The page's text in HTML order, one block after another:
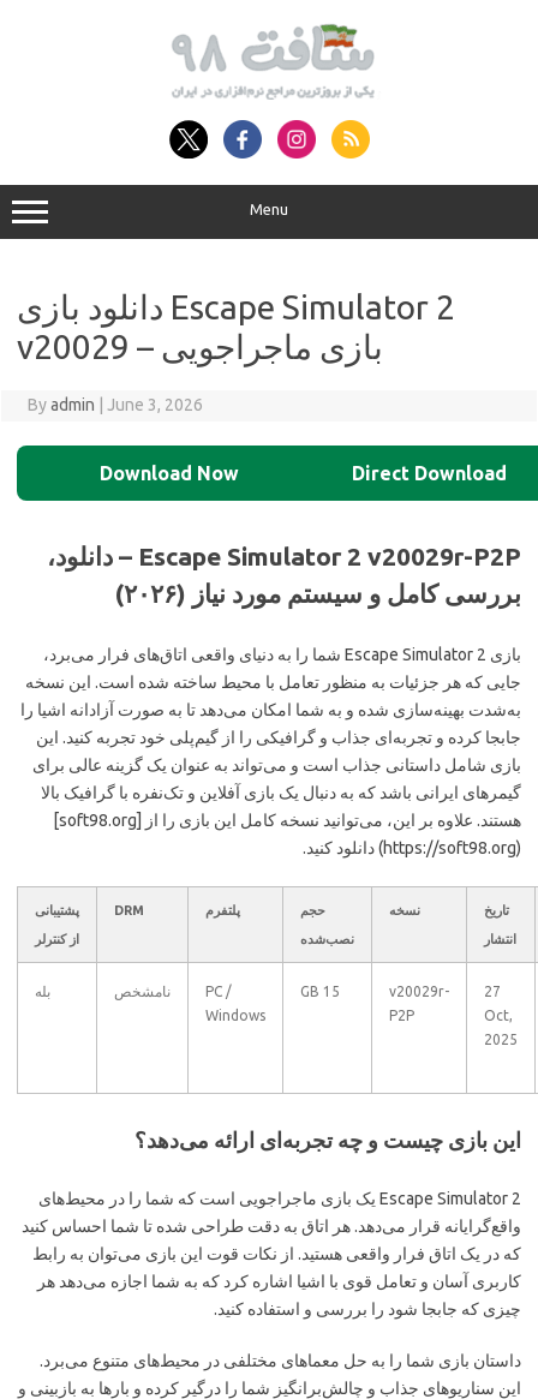
Menu
دانلود بازی Escape Simulator 2
v20029 – بازی ماجراجویی
Byadmin June 3, 2026
Download Now Direct Download
Escape Simulator 2 v20029r-P2P – دانلود،
بررسی کامل و سیستم مورد نیاز (۲۰۲۶)
بازی Escape Simulator 2 شما را به دنیای واقعی اتاق‌های فرار می‌برد،
جایی که هر جزئیات به منظور تعامل با محیط ساخته شده است. این نسخه
به‌شدت بهینه‌سازی شده و به شما امکان می‌دهد تا به صورت آزادانه اشیا را
جابجا کرده و تجربه‌ای جذاب و گرافیکی را از گیم‌پلی خود تجربه کنید. این
بازی شامل داستانی جذاب است و می‌تواند به عنوان یک گزینه عالی برای
گیمرهای ایرانی باشد که به دنبال یک بازی آفلاین و تک‌نفره با گرافیک بالا
هستند. علاوه بر این، می‌توانید نسخه کامل این بازی را از [soft98.org]
(https://soft98.org) دانلود کنید.
تاریخ
انتشار
نسخه
حجم
نصب‌شده
پلتفرم DRM
پشتیبانی
از کنترلر
27
Oct,
2025
v20029r-
P2P
15 GB
PC /
Windows
نامشخص بله
این بازی چیست و چه تجربه‌ای ارائه می‌دهد؟
Escape Simulator 2 یک بازی ماجراجویی است که شما را در محیط‌های
واقع‌گرایانه قرار می‌دهد. هر اتاق به دقت طراحی شده تا شما احساس کنید
که در یک اتاق فرار واقعی هستید. از نکات قوت این بازی می‌توان به رابط
کاربری آسان و تعامل قوی با اشیا اشاره کرد که به شما اجازه می‌دهد هر
چیزی که جابجا شود را بررسی و استفاده کنید.
داستان بازی شما را به حل معماهای مختلفی در محیط‌های متنوع می‌برد.
این سناریوهای جذاب و چالش‌برانگیز شما را درگیر کرده و بارها به بازبینی و